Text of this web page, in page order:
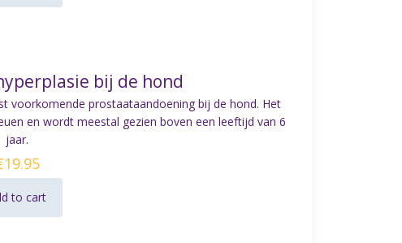
bij de hond
voorkomende prostaataandoening bij de hond. Het
en wordt meestal gezien boven een leeftijd van 6
jaar.
19.95
to cart